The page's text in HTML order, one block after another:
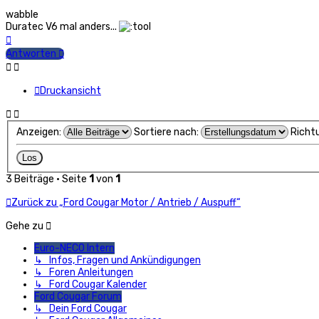
wabble
Duratec V6 mal anders...
oben
Antworten
Druckansicht
Anzeigen: Sortiere nach:
3 Beiträge • Seite 1von 1
Zurück zu „Ford Cougar Motor / Antrieb / Auspuff“
Gehe zu
Euro-NECO Intern
↳ Infos, Fragen und Ankündigungen
↳ Foren Anleitungen
↳ Ford Cougar Kalender
Ford Cougar Forum
↳ Dein Ford Cougar